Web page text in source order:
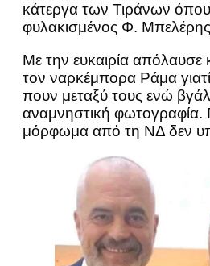
κάτεργα των Τιράνων όπου
φυλακισμένος Φ.
Με την ευκαιρία απόλαυσε
τον ναρκέμπορα Ράμα
πουν μεταξύ τους ενώ
αναμνηστική φωτογραφία.
μόρφωμα από τη ΝΔ δεν